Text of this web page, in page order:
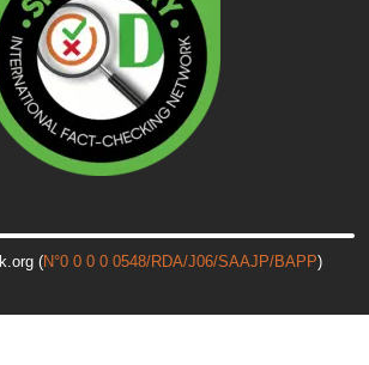
(N°0 0 0 0 0548/RDA/J06/SAAJP/BAPP)